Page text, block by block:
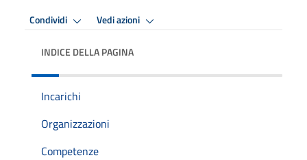
Condividi Vedi azioni
INDICE DELLA PAGINA
Incarichi
Organizzazioni
Competenze